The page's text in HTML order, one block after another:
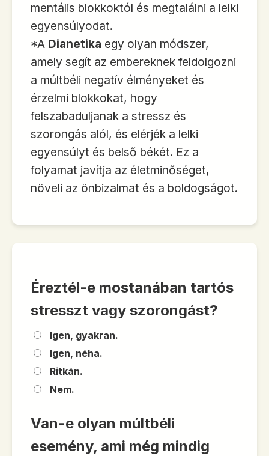
mentális blokkoktól és megtalálni a lelki
egyensúlyodat.
*A Dianetika egy olyan módszer,
amely segít az embereknek feldolgozni
a múltbéli negatív élményeket és
érzelmi blokkokat, hogy
felszabaduljanak a stressz és
szorongás alól, és elérjék a lelki
egyensúlyt és belső békét. Ez a
folyamat javítja az életminőséget,
növeli az önbizalmat és a boldogságot.
Éreztél-e mostanában tartós
stresszt vagy szorongást?
Igen, gyakran.
Igen, néha.
Ritkán.
Nem.
Van-e olyan múltbéli
esemény, ami még mindig